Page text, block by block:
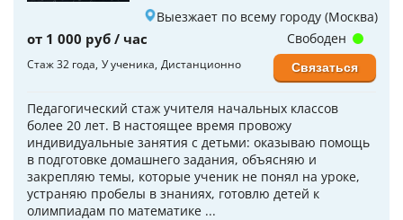
Выезжает по всему городу (Москва)
от 1 000 руб / час
Стаж 32 года У ученика Дистанционно
Педагогический стаж учителя начальных классов
более 20 лет. В настоящее время провожу
индивидуальные занятия с детьми: оказываю помощь
в подготовке домашнего задания, объясняю и
закрепляю темы, которые ученик не понял на уроке,
устраняю пробелы в знаниях, готовлю детей к
олимпиадам по математике ...
Свободен
Связаться